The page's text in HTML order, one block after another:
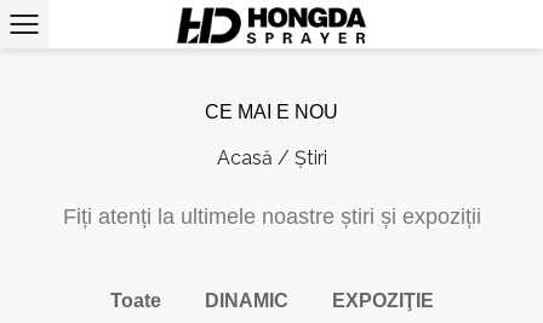
CE MAI E NOU
Acasă / Știri
Fiți atenți la ultimele noastre știri și expoziții
Toate DINAMIC EXPOZIŢIE